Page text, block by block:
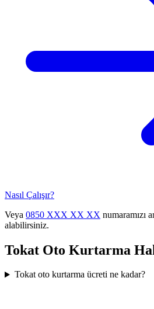
Nasıl Çalışır?
Veya 0850 XXX XX XX numaramızı
alabilirsiniz.
Tokat Oto Kurtarma
Tokat oto kurtarma ücreti ne kadar?